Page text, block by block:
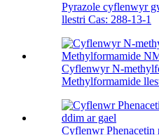
Pyrazole cyflenwyr
llestri Cas: 288-13-1
Cyflenwyr N-
Methylformamide
Cyflenwr Phenacetin